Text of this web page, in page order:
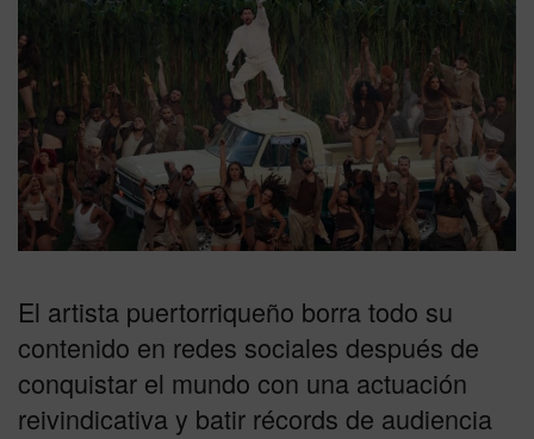
El artista puertorriqueño borra todo su
contenido en redes sociales después de
conquistar el mundo con una actuación
reivindicativa y batir récords de audiencia